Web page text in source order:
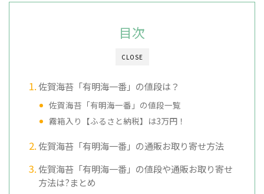
CLOSE
目次
佐賀海苔「有明海一番」の値段は？
佐賀海苔「有明海一番」の値段一覧
霧箱入り【ふるさと納税】は3万円！
佐賀海苔「有明海一番」の通販お取り寄せ方法
佐賀海苔「有明海一番」の値段や通販お取り寄せ
方法は?まとめ